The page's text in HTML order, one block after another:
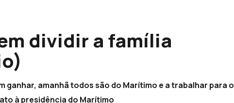
dividir a família
ganhar, amanhã todos são do Marítimo e a trabalhar para o
à presidência do Marítimo